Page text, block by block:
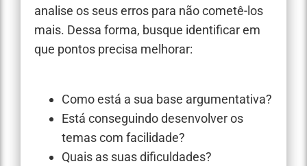
analise os seus erros para não cometê-los
mais. Dessa forma, busque identificar em
que pontos precisa melhorar:
Como está a sua base argumentativa?
Está conseguindo desenvolver os
temas com facilidade?
Quais as suas dificuldades?